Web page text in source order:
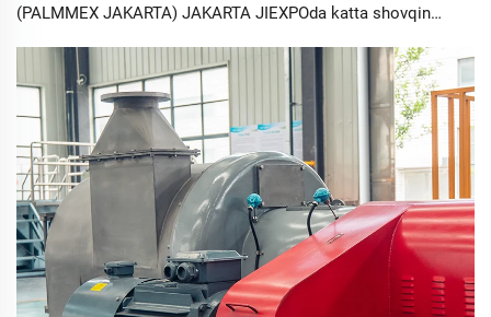
(PALMMEX JAKARTA) JAKARTA JIEXPOda katta shovqin
Co., Ltd. uch fazali decanter markazlashtiruvchi modelini
namoyish etdi...